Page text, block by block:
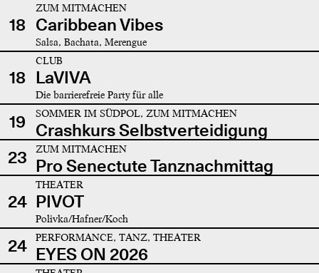
18
ZUM MITMACHEN
Caribbean Vibes
Salsa, Bachata, Merengue
18
CLUB
LaVIVA
Die barrierefreie Party für alle
19 SOMMER IM SÜDPOL, ZUM MITMACHEN
Crashkurs Selbstverteidigung
23
ZUM MITMACHEN
Pro Senectute Tanznachmittag
24
THEATER
PIVOT
Polivka/Hafner/Koch
24 PERFORMANCE, TANZ, THEATER
EYES ON 2026